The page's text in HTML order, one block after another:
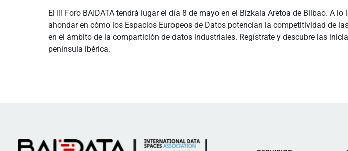
El III Foro BAIDATA tendrá lugar el día 8 de mayo en el Bizkaia Aretoa de Bilbao. A
ahondar en cómo los Espacios Europeos de Datos potencian la competitividad de
en el ámbito de la compartición de datos industriales. Regístrate y descubre las
península ibérica.